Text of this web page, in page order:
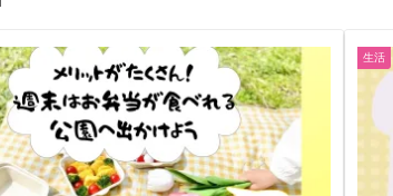
生活